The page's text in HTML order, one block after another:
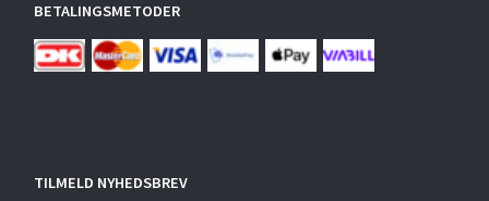
BETALINGSMETODER
TILMELD NYHEDSBREV